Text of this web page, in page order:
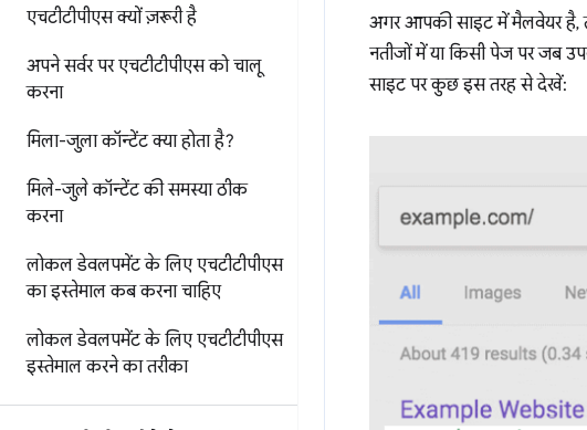
एचटीटीपीएस क्यों ज़रूरी है
अपने सर्वर पर एचटीटीपीएस को चालू
करना
मिला-जुला कॉन्टेंट क्या होता है?
मिले-जुले कॉन्टेंट की समस्या ठीक
करना
लोकल डेवलपमेंट के लिए एचटीटीपीएस
का इस्तेमाल कब करना चाहिए
लोकल डेवलपमेंट के लिए एचटीटीपीएस
इस्तेमाल करने का तरीका
अगर आपकी साइट में मैलवेयर है,
नतीजों में या किसी पेज पर जब
साइट पर कुछ इस तरह से देखें: